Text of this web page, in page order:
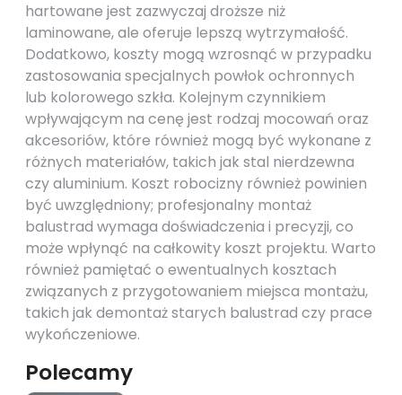
hartowane jest zazwyczaj droższe niż
laminowane, ale oferuje lepszą wytrzymałość.
Dodatkowo, koszty mogą wzrosnąć w przypadku
zastosowania specjalnych powłok ochronnych
lub kolorowego szkła. Kolejnym czynnikiem
wpływającym na cenę jest rodzaj mocowań oraz
akcesoriów, które również mogą być wykonane z
różnych materiałów, takich jak stal nierdzewna
czy aluminium. Koszt robocizny również powinien
być uwzględniony; profesjonalny montaż
balustrad wymaga doświadczenia i precyzji, co
może wpłynąć na całkowity koszt projektu. Warto
również pamiętać o ewentualnych kosztach
związanych z przygotowaniem miejsca montażu,
takich jak demontaż starych balustrad czy prace
wykończeniowe.
Polecamy